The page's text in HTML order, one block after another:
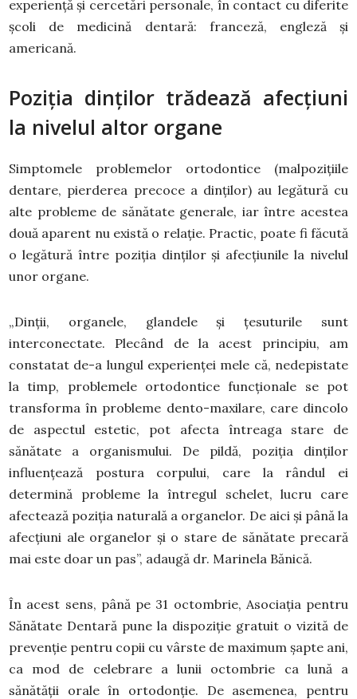
experiență și cercetări personale, în contact cu diferite
școli de medicină dentară: franceză, engleză și
americană.
Poziția dinților trădează afecțiuni
la nivelul altor organe
Simptomele problemelor ortodontice (malpozițiile
dentare, pierderea precoce a dinților) au legătură cu
alte probleme de sănătate generale, iar între acestea
două aparent nu există o relație. Practic, poate fi făcută
o legătură între poziția dinților și afecțiunile la nivelul
unor organe.
„Dinții, organele, glandele și țesuturile sunt
interconectate. Plecând de la acest principiu, am
constatat de-a lungul experienței mele că, nedepistate
la timp, problemele ortodontice funcționale se pot
transforma în probleme dento-maxilare, care dincolo
de aspectul estetic, pot afecta întreaga stare de
sănătate a organismului. De pildă, poziția dinților
influențează postura corpului, care la rândul ei
determină probleme la întregul schelet, lucru care
afectează poziția naturală a organelor. De aici și până la
afecțiuni ale organelor și o stare de sănătate precară
mai este doar un pas”, adaugă dr. Marinela Bănică.
În acest sens, până pe 31 octombrie, Asociația pentru
Sănătate Dentară pune la dispoziție gratuit o vizită de
prevenție pentru copii cu vârste de maximum șapte ani,
ca mod de celebrare a lunii octombrie ca lună a
sănătății orale în ortodonție. De asemenea, pentru